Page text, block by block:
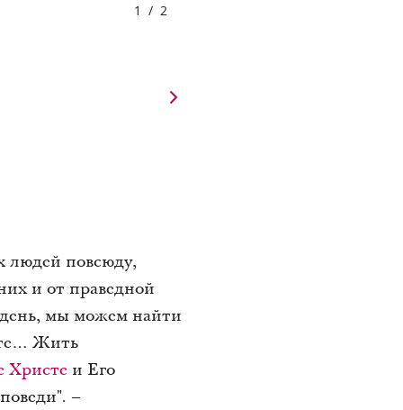
1 / 2
людей повсюду,
и от праведной
мы можем найти
Жить
Христе и Его
–